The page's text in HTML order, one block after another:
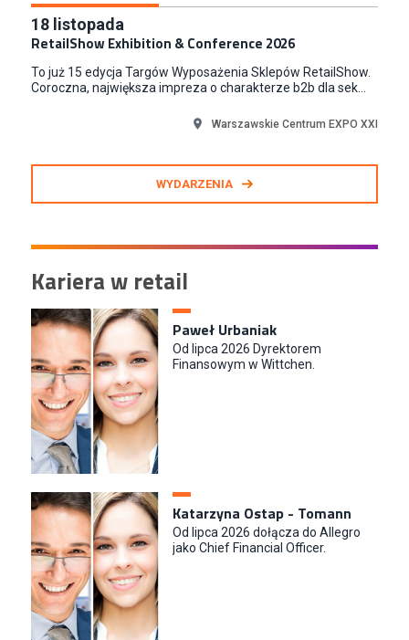
Medicine
Junior RPA Developer (k/m)
TERG S.A.
Złotów
18 listopada
RetailShow Exhibition & Conference 2026
To już 15 edycja Targów Wyposażenia Sklepów RetailShow.
Coroczna, największa impreza o charakterze b2b dla sek...
Warszawskie Centrum EXPO XXI
WYDARZENIA
Kariera w retail
Paweł Urbaniak
Od lipca 2026 Dyrektorem
Finansowym w Wittchen.
Katarzyna Ostap - Tomann
Od lipca 2026 dołącza do Allegro
jako Chief Financial Officer.